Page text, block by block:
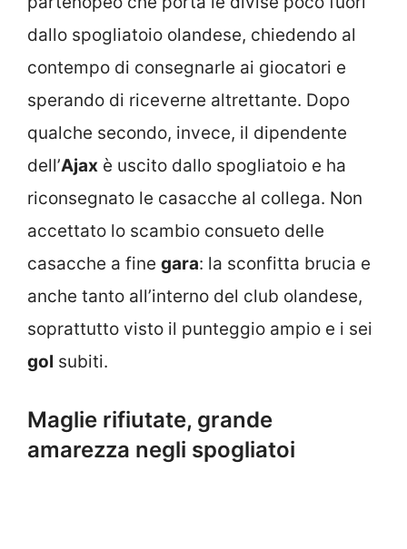
dallo spogliatoio olandese, chiedendo al
contempo di consegnarle ai giocatori e
sperando di riceverne altrettante. Dopo
qualche secondo, invece, il dipendente
dell’Ajax è uscito dallo spogliatoio e ha
riconsegnato le casacche al collega. Non
accettato lo scambio consueto delle
casacche a fine gara: la sconfitta brucia e
anche tanto all’interno del club olandese,
soprattutto visto il punteggio ampio e i sei
gol subiti.
Maglie rifiutate, grande
amarezza negli spogliatoi